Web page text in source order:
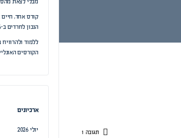
תגובה
מבלי לצאת
קורס אחד,
הנכון לחרדים ב-2026
ללמוד
הקורסים
ארכיונים
יולי 2026